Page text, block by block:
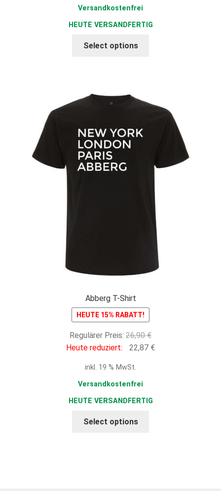
Versandkostenfrei
HEUTE VERSANDFERTIG
Select options
Abberg T-Shirt
HEUTE 15% RABATT!
Regulärer Preis: 26,90€Ursprünglicher
Preis
Heute reduziert: 22,87 €Aktueller
inkl. 19 % MwSt.
Versandkostenfrei
HEUTE VERSANDFERTIG
Select options